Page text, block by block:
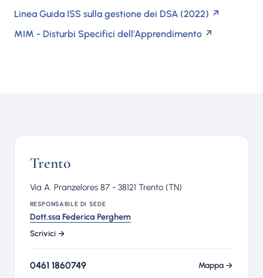
Linea Guida ISS sulla gestione dei DSA (2022) ↗
MIM - Disturbi Specifici dell'Apprendimento ↗
Trento
Via A. Pranzelores 87 - 38121 Trento (TN)
RESPONSABILE DI SEDE
Dott.ssa Federica Perghem
Scrivici →
0461 1860749 Mappa →